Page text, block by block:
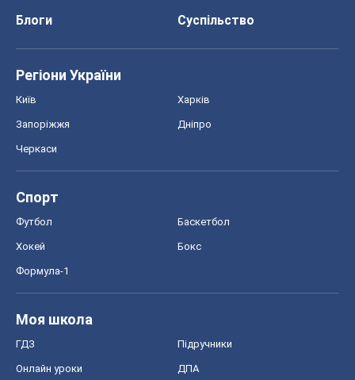
Блоги
Суспільство
Регіони України
Київ Харків
Запоріжжя Дніпро
Черкаси
Спорт
Футбол Баскетбол
Хокей Бокс
Формула-1
Моя школа
ГДЗ Підручники
Онлайн уроки ДПА